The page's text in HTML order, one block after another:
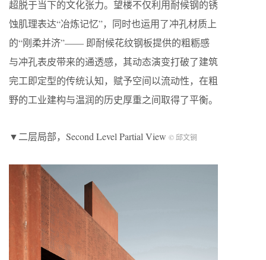
超脱于当下的文化张力。望楼不仅利用耐候钢的锈
蚀肌理表达“冶炼记忆”，同时也运用了冲孔材质上
的“刚柔并济”—— 即耐候花纹钢板提供的粗粝感
与冲孔表皮带来的通透感，其动态演变打破了建筑
完工即定型的传统认知，赋予空间以流动性，在粗
野的工业建构与温润的历史厚重之间取得了平衡。
▼二层局部，Second Level Partial View © 邱文锏